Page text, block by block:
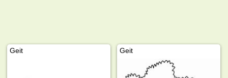
Geit Geit